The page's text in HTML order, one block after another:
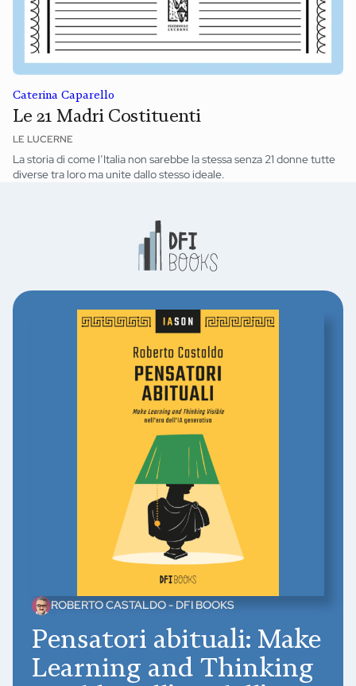
Caterina Caparello
Le 21 Madri Costituenti
LE LUCERNE
La storia di come l’Italia non sarebbe la stessa senza 21 donne tutte
diverse tra loro ma unite dallo stesso ideale.
ROBERTO CASTALDO - DFI BOOKS
Pensatori abituali: Make
Learning and Thinking